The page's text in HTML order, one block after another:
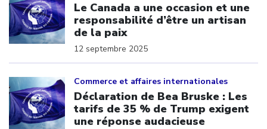
Le Canada a une occasion et une
responsabilité d’être un artisan
de la paix
12 septembre 2025
Commerce et affaires internationales
Déclaration de Bea Bruske : Les
tarifs de 35 % de Trump exigent
une réponse audacieuse